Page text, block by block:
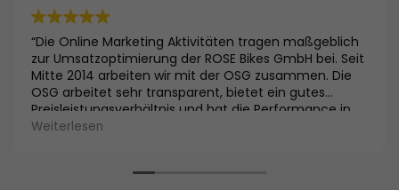
“Die Online Marketing Aktivitäten tragen maßgeblich
zur Umsatzoptimierung der ROSE Bikes GmbH bei. Seit
Mitte 2014 arbeiten wir mit der OSG zusammen. Die
OSG arbeitet sehr transparent, bietet ein gutes
Preisleistungsverhältnis und hat die Performance in
allen Kanälen deutlich verbessert. Im SEO ist z.B. die
% gesteigert werden. Die KUR ist dabei um 41 %
Weiterlesen